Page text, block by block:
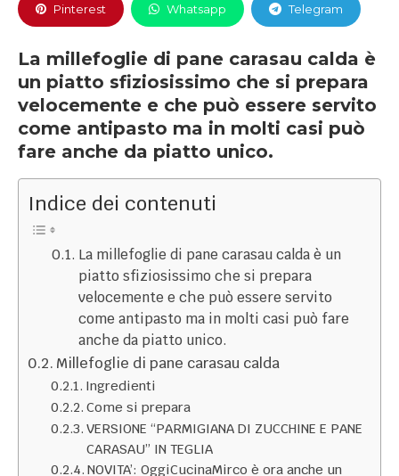
Pinterest Whatsapp Telegram
La millefoglie di pane carasau calda è
un piatto sfiziosissimo che si prepara
velocemente e che può essere servito
come antipasto ma in molti casi può
fare anche da piatto unico.
Indice dei contenuti
La millefoglie di pane carasau calda è un
piatto sfiziosissimo che si prepara
velocemente e che può essere servito
come antipasto ma in molti casi può fare
anche da piatto unico.
Millefoglie di pane carasau calda
Ingredienti
Come si prepara
VERSIONE “PARMIGIANA DI ZUCCHINE E PANE
CARASAU” IN TEGLIA
NOVITA’: OggiCucinaMirco è ora anche un